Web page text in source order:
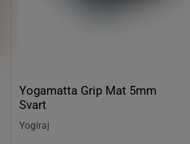
Yogamatta Grip Mat 5mm
Svart
Yogiraj